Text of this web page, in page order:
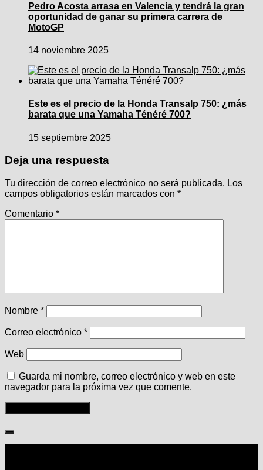
Pedro Acosta arrasa en Valencia y tendrá la gran
oportunidad de ganar su primera carrera de
MotoGP
14 noviembre 2025
Este es el precio de la Honda Transalp 750: ¿más
barata que una Yamaha Ténéré 700?
15 septiembre 2025
Deja una respuesta
Tu dirección de correo electrónico no será publicada. Los
campos obligatorios están marcados con *
Comentario *
Nombre *
Correo electrónico *
Web
Guarda mi nombre, correo electrónico y web en este
navegador para la próxima vez que comente.